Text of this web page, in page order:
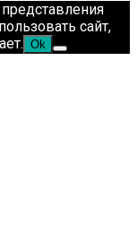
сайт,
Ok